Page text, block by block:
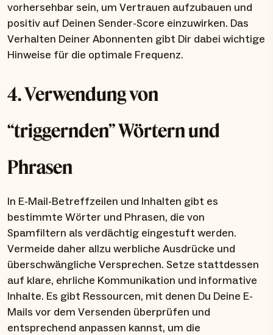
vorhersehbar sein, um Vertrauen aufzubauen und
positiv auf Deinen Sender-Score einzuwirken. Das
Verhalten Deiner Abonnenten gibt Dir dabei wichtige
Hinweise für die optimale Frequenz.
4. Verwendung von
“triggernden” Wörtern und
Phrasen
In E-Mail-Betreffzeilen und Inhalten gibt es
bestimmte Wörter und Phrasen, die von
Spamfiltern als verdächtig eingestuft werden.
Vermeide daher allzu werbliche Ausdrücke und
überschwängliche Versprechen. Setze stattdessen
auf klare, ehrliche Kommunikation und informative
Inhalte. Es gibt Ressourcen, mit denen Du Deine E-
Mails vor dem Versenden überprüfen und
entsprechend anpassen kannst, um die